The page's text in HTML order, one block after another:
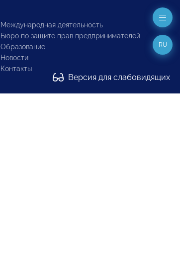
Международная деятельность
Бюро по защите прав предпринимателей
Образование
Новости
Контакты
Версия для слабовидящих
RU